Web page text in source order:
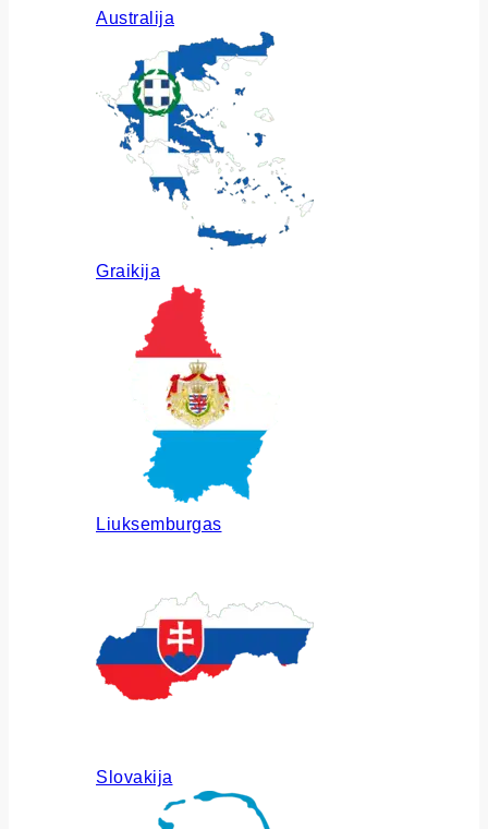
Australija
Graikija
Liuksemburgas
Slovakija